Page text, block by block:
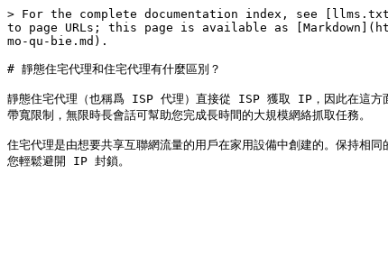
> For the complete documentation index, see
to page URLs; this page is available as
mo-qu-bie.md).
# 靜態住宅代理和住宅代理有什麼區別？
靜態住宅代理（也稱爲 ISP 代理）直接從 ISP 獲取 IP，因此在這方
帶寬限制，無限時長會話可幫助您完成長時間的大規模網絡抓取任務。
住宅代理是由想要共享互聯網流量的用戶在家用設備中創建的。保持相